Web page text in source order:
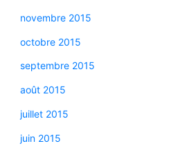
novembre 2015
octobre 2015
septembre 2015
août 2015
juillet 2015
juin 2015